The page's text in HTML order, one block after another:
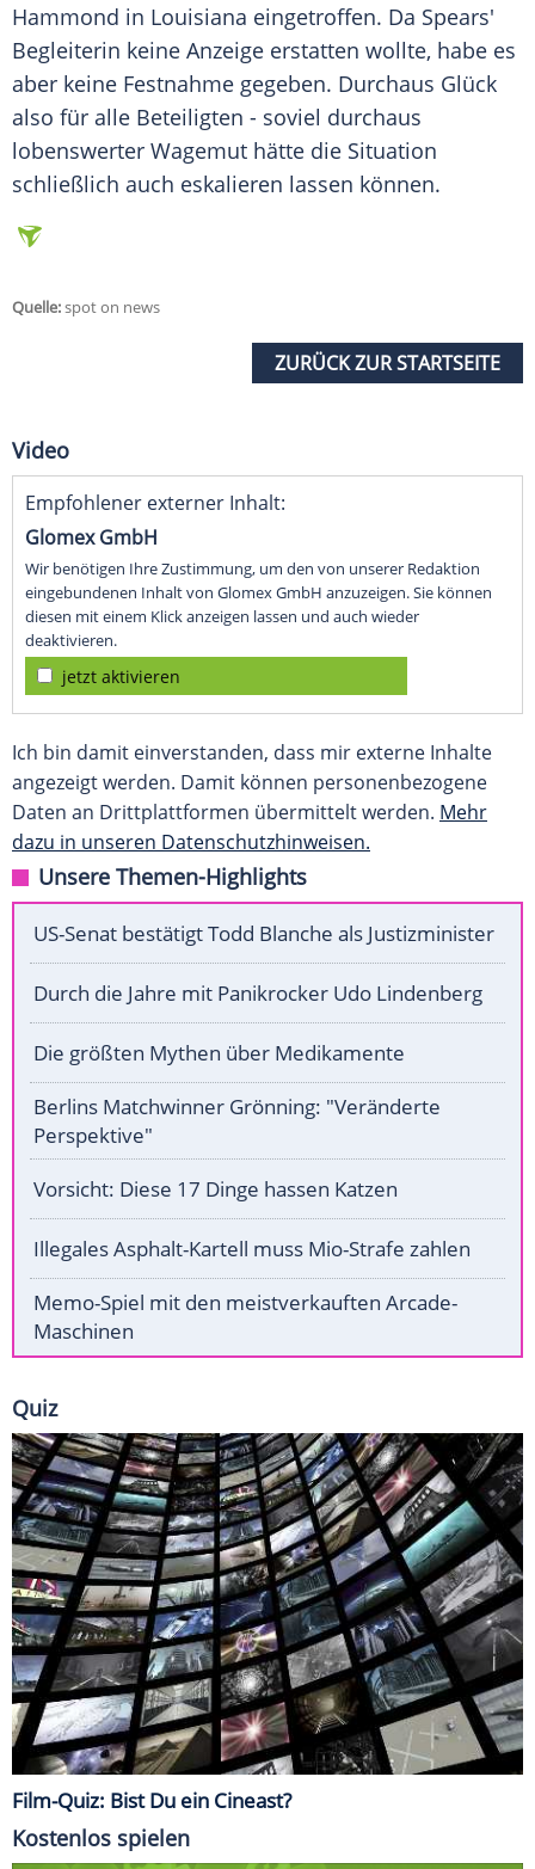
Hammond in Louisiana eingetroffen. Da Spears'
Begleiterin keine Anzeige erstatten wollte, habe es
aber keine Festnahme gegeben. Durchaus Glück
also für alle Beteiligten - soviel durchaus
lobenswerter Wagemut hätte die Situation
schließlich auch eskalieren lassen können.
Quelle:spot on news
ZURÜCK ZUR STARTSEITE
Video
Empfohlener externer Inhalt:
Glomex GmbH
Wir benötigen Ihre Zustimmung, um den von unserer Redaktion
eingebundenen Inhalt von Glomex GmbH anzuzeigen. Sie können
diesen mit einem Klick anzeigen lassen und auch wieder
deaktivieren.
jetzt aktivieren
Ich bin damit einverstanden, dass mir externe Inhalte
angezeigt werden. Damit können personenbezogene
Daten an Drittplattformen übermittelt werden. Mehr
dazu in unseren Datenschutzhinweisen.
Unsere Themen-Highlights
US-Senat bestätigt Todd Blanche als Justizminister
Durch die Jahre mit Panikrocker Udo Lindenberg
Die größten Mythen über Medikamente
Berlins Matchwinner Grönning: "Veränderte
Perspektive"
Vorsicht: Diese 17 Dinge hassen Katzen
Illegales Asphalt-Kartell muss Mio-Strafe zahlen
Memo-Spiel mit den meistverkauften Arcade-
Maschinen
Quiz
Film-Quiz: Bist Du ein Cineast?
Kostenlos spielen